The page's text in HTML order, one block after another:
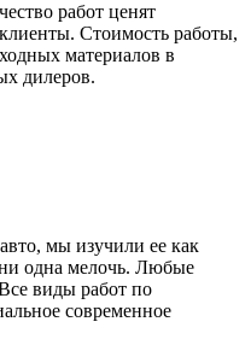
работ ценят
Стоимость работы,
материалов в
дилеров.
мы изучили ее как
ни одна мелочь. Любые
виды работ по
современное